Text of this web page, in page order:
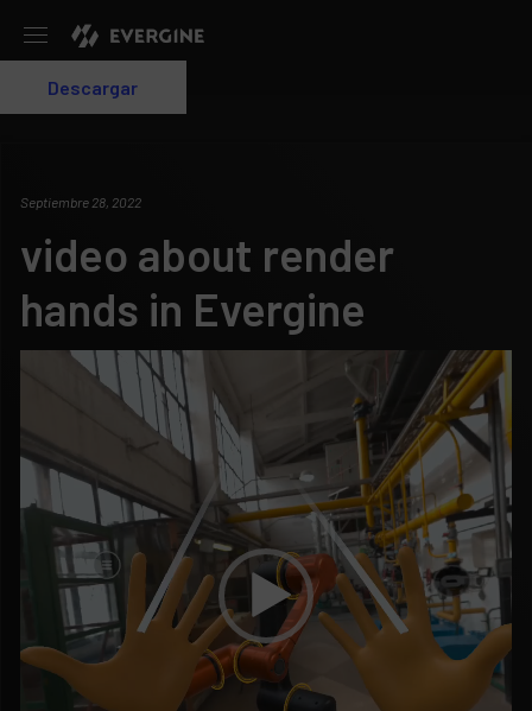
Login
Descargar
Septiembre 28, 2022
video about render
hands in Evergine
Reproductor